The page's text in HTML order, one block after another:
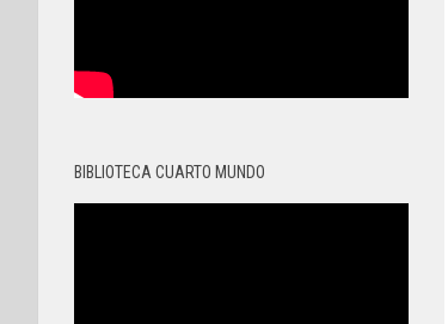
BIBLIOTECA CUARTO MUNDO